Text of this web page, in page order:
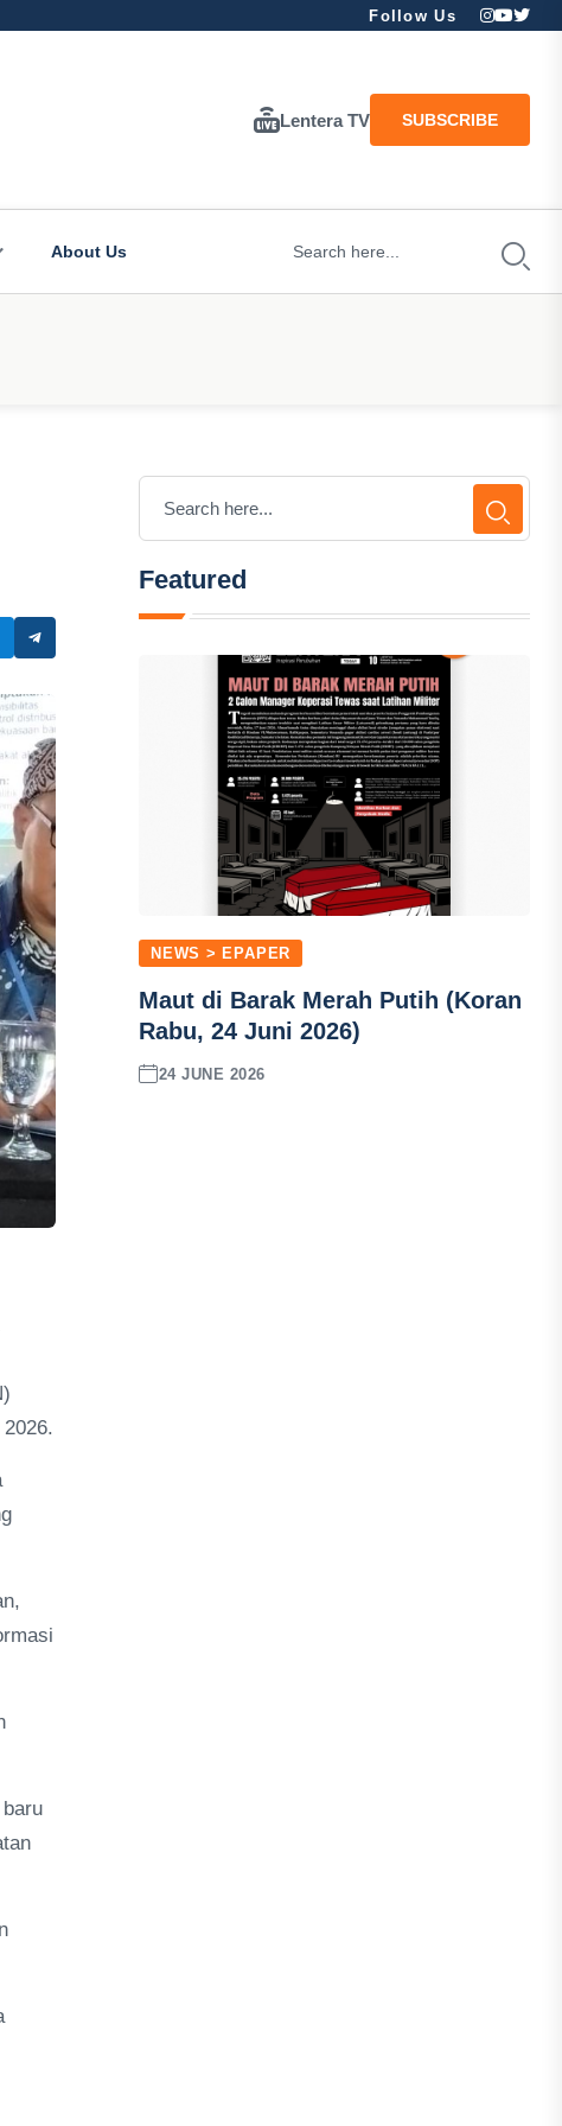
Follow Us
Lentera TV SUBSCRIBE
About Us
Featured
NEWS > EPAPER
Maut di Barak Merah Putih (Koran
Rabu, 24 Juni 2026)
24 JUNE 2026